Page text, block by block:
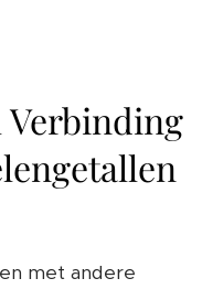
Verbinding
met andere